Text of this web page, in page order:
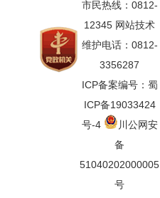
市民热线：0812-
12345 网站技术
维护电话：0812-
3356287
ICP备案编号：蜀
ICP备19033424
号-4
川公网安
备
51040202000005
号